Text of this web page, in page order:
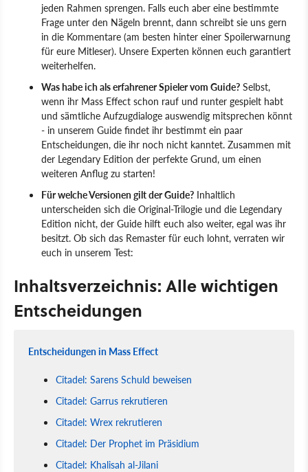
jeden Rahmen sprengen. Falls euch aber eine bestimmte
Frage unter den Nägeln brennt, dann schreibt sie uns gern
in die Kommentare (am besten hinter einer Spoilerwarnung
für eure Mitleser). Unsere Experten können euch garantiert
weiterhelfen.
Was habe ich als erfahrener Spieler vom Guide? Selbst,
wenn ihr Mass Effect schon rauf und runter gespielt habt
und sämtliche Aufzugdialoge auswendig mitsprechen könnt
- in unserem Guide findet ihr bestimmt ein paar
Entscheidungen, die ihr noch nicht kanntet. Zusammen mit
der Legendary Edition der perfekte Grund, um einen
weiteren Anflug zu starten!
Für welche Versionen gilt der Guide? Inhaltlich
unterscheiden sich die Original-Trilogie und die Legendary
Edition nicht, der Guide hilft euch also weiter, egal was ihr
besitzt. Ob sich das Remaster für euch lohnt, verraten wir
euch in unserem Test:
Inhaltsverzeichnis: Alle wichtigen
Entscheidungen
Entscheidungen in Mass Effect
Citadel: Sarens Schuld beweisen
Citadel: Garrus rekrutieren
Citadel: Wrex rekrutieren
Citadel: Der Prophet im Präsidium
Citadel: Khalisah al-Jilani